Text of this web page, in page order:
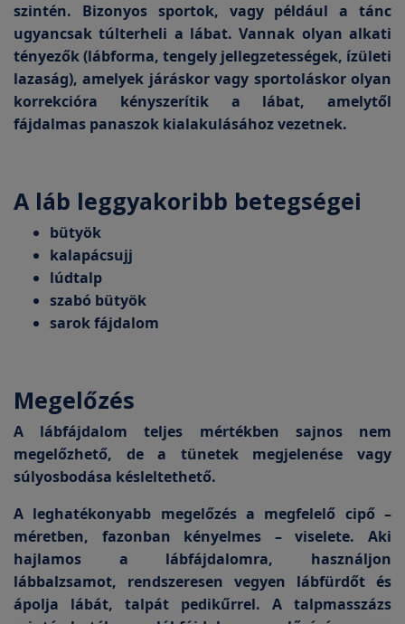
szintén. Bizonyos sportok, vagy például a tánc
ugyancsak túlterheli a lábat. Vannak olyan alkati
tényezők (lábforma, tengely jellegzetességek, ízületi
lazaság), amelyek járáskor vagy sportoláskor olyan
korrekcióra kényszerítik a lábat, amelytől
fájdalmas panaszok kialakulásához vezetnek.
A láb leggyakoribb betegségei
bütyök
kalapácsujj
lúdtalp
szabó bütyök
sarok fájdalom
Megelőzés
A lábfájdalom teljes mértékben sajnos nem
megelőzhető, de a tünetek megjelenése vagy
súlyosbodása késleltethető.
A leghatékonyabb megelőzés a megfelelő cipő –
méretben, fazonban kényelmes – viselete. Aki
hajlamos a lábfájdalomra, használjon
lábbalzsamot, rendszeresen vegyen lábfürdőt és
ápolja lábát, talpát pedikűrrel. A talpmasszázs